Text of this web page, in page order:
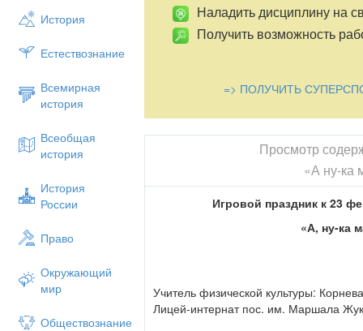
История
Естествознание
Всемирная
история
Всеобщая
история
История
России
Право
Окружающий
мир
Обществознание
Наладить дисциплину на
Получить возможность
=> ПОЛУЧИТЬ
Просмотр
«А ну-ка
Игровой праздник к 23
«А, ну-ка
Учитель физической культуры:
Лицей-интернат пос. им. Маршала